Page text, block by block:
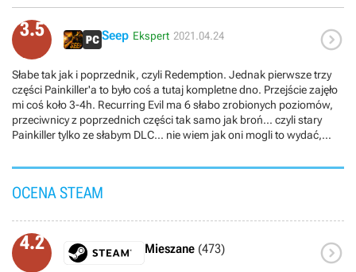
3.5 Seep Ekspert 2021.04.24 
Słabe tak jak i poprzednik, czyli Redemption. Jednak pierwsze trzy
części Painkiller'a to było coś a tutaj kompletne dno. Przejście zajęło
mi coś koło 3-4h. Recurring Evil ma 6 słabo zrobionych poziomów,
przeciwnicy z poprzednich części tak samo jak broń... czyli stary
Painkiller tylko ze słabym DLC... nie wiem jak oni mogli to wydać,
plus to soundtrack!
OCENA STEAM
4.2 Mieszane (473) 